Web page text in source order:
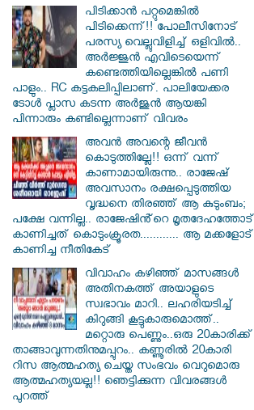
പിടിക്കാൻ പറ്റുമെങ്കിൽ
പിടിക്കെന്ന്!! പോലീസിനോട്
പരസ്യ വെല്ലുവിളിച്ച് ഒളിവിൽ..
അർജ്ജുൻ എവിടെയെന്ന്
കണ്ടെത്തിയില്ലെങ്കിൽ പണി
പാളും.. RC കട്ടകലിപ്പിലാണ്. പാലിയേക്കര
ടോൾ പ്ലാസ കടന്ന അർജുൻ ആയങ്കി
പിന്നാരും കണ്ടില്ലെന്നാണ് വിവരം
അവൻ അവന്റെ ജീവൻ
കൊടുത്തില്ലേ!! ഒന്ന് വന്ന്
കാണാമായിരുന്നു.. രാജേഷ്
അവസാനം രക്ഷപ്പെടുത്തിയ
വൃദ്ധനെ തിരഞ്ഞ് ആ കുടുംബം;
പക്ഷേ വന്നില്ല.. രാജേഷിൻ്റെ മൃതദേഹത്തോട്
കാണിച്ചത് കൊടുംക്രൂരത............ ആ മക്കളോട്
കാണിച്ച നീതികേട്
വിവാഹം കഴിഞ്ഞ് മാസങ്ങൾ
അതിനകത്ത് അയാളുടെ
സ്വഭാവം മാറി.. ലഹരിയടിച്ച്
കിറുങ്ങി കൂട്ടുകാരുമൊത്ത്..
മറ്റൊരു പെണ്ണും..ഒരു 20കാരിക്ക്
താങ്ങാവുന്നതിനുമപ്പുറം.. കണ്ണൂരിൽ 20കാരി
റിസ ആത്മഹത്യ ചെയ്ത സംഭവം വെറുമൊരു
ആത്മഹത്യയല്ല!! ഞെട്ടിക്കുന്ന വിവരങ്ങൾ
പുറത്ത്